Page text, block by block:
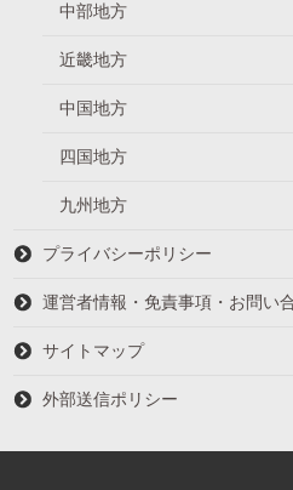
中部地方
近畿地方
中国地方
四国地方
九州地方
プライバシーポリシー
運営者情報・免責事項・お問い
サイトマップ
外部送信ポリシー